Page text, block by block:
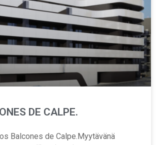
DE CALPE.
Balcones de Calpe.Myytävänä